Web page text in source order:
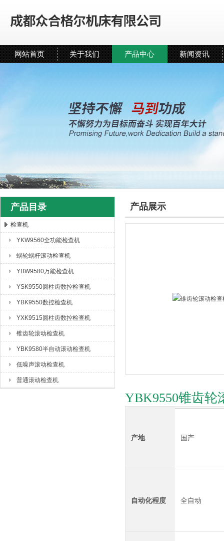
成都众合格尔机床有限公司
网站首页 关于我们 产品中心 新闻资讯
产品目录
检查机
YKW9560全功能检查机
蜗轮蜗杆滚动检查机
YBW9580万能检查机
YSK9550圆柱齿数控检查机
YBK9550数控检查机
YXK9515圆柱齿数控检查机
锥齿轮滚动检查机
YBK9580半自动滚动检查机
低噪声滚动检查机
普通滚动检查机
产品展示
YBK9550锥齿轮
产地 国产
自动化程度 全自动